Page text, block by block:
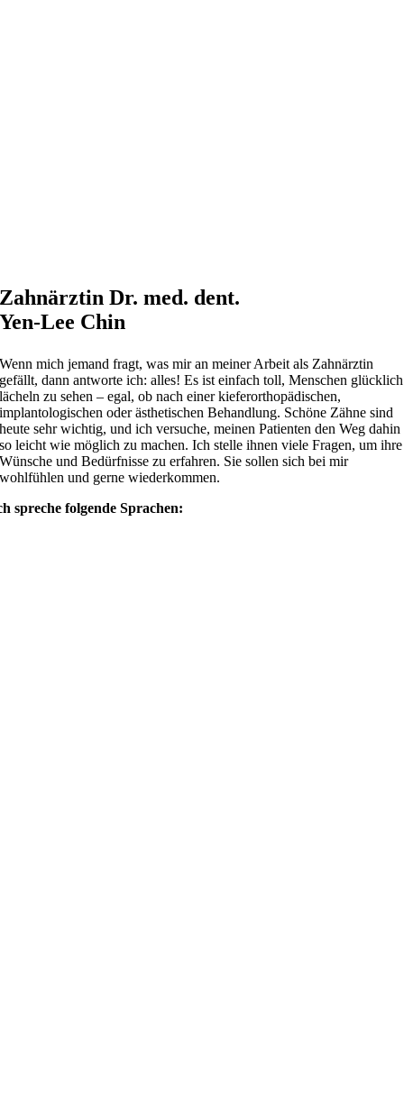
Zahnärztin Dr. med. dent.
Yen-Lee Chin
Wenn mich jemand fragt, was mir an meiner Arbeit als Zahnärztin
gefällt, dann antworte ich: alles! Es ist einfach toll, Menschen glücklich
lächeln zu sehen – egal, ob nach einer kieferorthopädischen,
implantologischen oder ästhetischen Behandlung. Schöne Zähne sind
heute sehr wichtig, und ich versuche, meinen Patienten den Weg dahin
so leicht wie möglich zu machen. Ich stelle ihnen viele Fragen, um ihre
Wünsche und Bedürfnisse zu erfahren. Sie sollen sich bei mir
wohlfühlen und gerne wiederkommen.
spreche folgende Sprachen: